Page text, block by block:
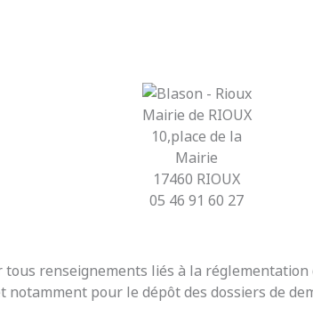
Mairie de RIOUX
10,place de la
Mairie
17460 RIOUX
05 46 91 60 27
renseignements liés à la
notamment pour le dépôt des dossiers de